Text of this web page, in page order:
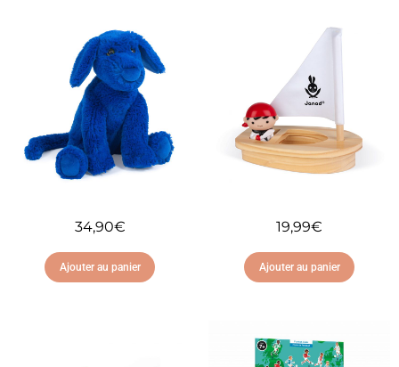
34,90€
Ajouter au panier
19,99€
Ajouter au panier
Ajouter à ma liste